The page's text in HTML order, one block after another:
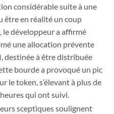
considérable suite à une
être en réalité un coup
le développeur a affirmé
une allocation prévente
destinée à être distribuée
bourde a provoqué un pic
le token, s’élevant à plus de
qui ont suivi.
sceptiques soulignent